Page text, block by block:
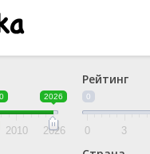
2026
2010 2026
Рейтинг
0
0 3